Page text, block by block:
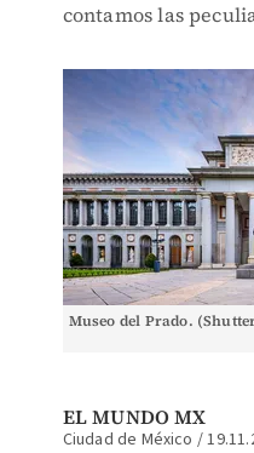
contamos las
Museo del Prado.
EL MUNDO MX
Ciudad de México /